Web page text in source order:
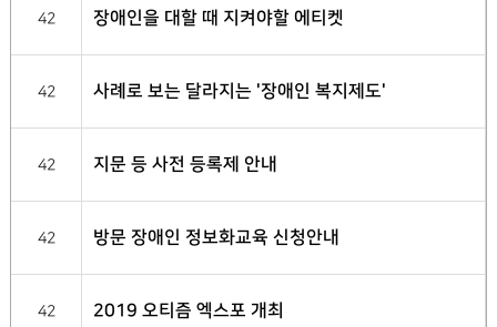
42 장애인을 대할 때 지켜야할 에티켓
42 사례로 보는 달라지는 '장애인 복지제도'
42 지문 등 사전 등록제 안내
42 방문 장애인 정보화교육 신청안내
42 2019 오티즘 엑스포 개최